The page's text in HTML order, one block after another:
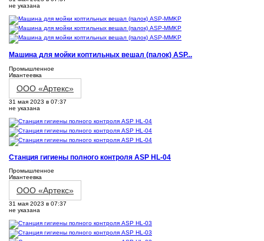
не указана
Машина для мойки коптильных вешал (палок) ASP...
Промышленное
Ивантеевка
ООО «Артекс»
31 мая 2023 в 07:37
не указана
Станция гигиены полного контроля ASP HL-04
Промышленное
Ивантеевка
ООО «Артекс»
31 мая 2023 в 07:37
не указана